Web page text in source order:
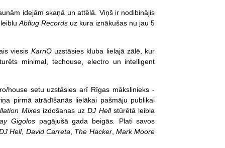
idejām skaņā un attēlā. Viņš ir nodibinājis
Abflug Recordsuz kura iznākušas nu jau 5
viesis KarriOuzstāsies kluba lielajā zālē, kur
minimal, techouse, electro un intelligent
house setu uzstāsies arī Rīgas mākslinieks -
pirmā atrādīšanās lielākai pašmāju publikai
Mixesizdošanas uzDJ Hellstūrētā leibla
Gigolos pagājušā gada beigās
Plati savos
Hell, David Carreta The Hacker,Mark Moore